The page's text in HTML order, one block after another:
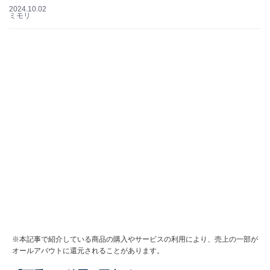
2024.10.02
ミモリ
※本記事で紹介している商品の購入やサービスの利用により、売上の一部が
オールアバウトに還元されることがあります。